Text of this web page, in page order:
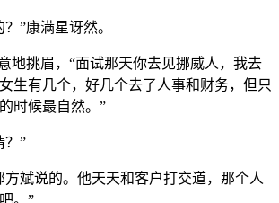
”康满星讶然。
地挑眉，“面试那天你去见挪威人，我去
生有几个，好几个去了人事和财务，但只
时候最自然。”
？”
方斌说的。他天天和客户打交道，那个人
。”